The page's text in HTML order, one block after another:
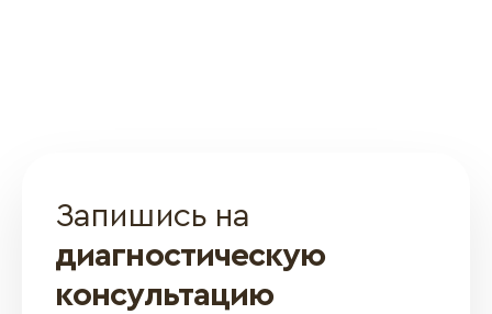
Запишись на
диагностическую
консультацию